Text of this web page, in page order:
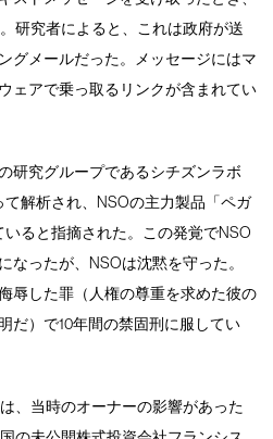
研究者によると、これは政府が送
グメールだった。メッセージにはマ
ェアで乗っ取るリンクが含まれてい
研究グループであるシチズンラボ
て解析され、NSOの主力製品「ペガ
いると指摘された。この発覚でNSO
なったが、NSOは沈黙を守った。
辱した罪（人権の尊重を求めた彼の
だ）で10年間の禁固刑に服してい
、当時のオーナーの影響があった